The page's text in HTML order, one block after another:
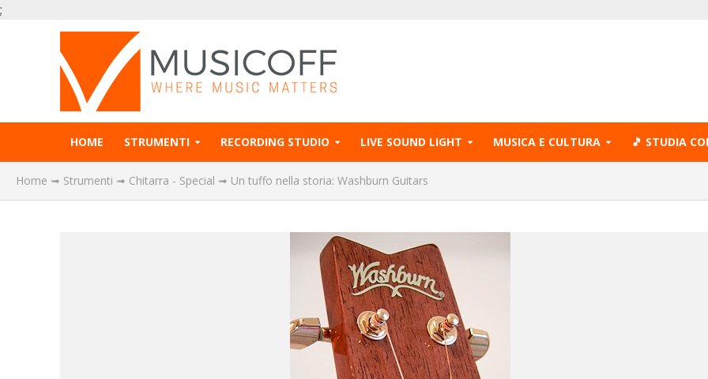
;
HOME STRUMENTI RECORDING STUDIO LIVE SOUND LIGHT MUSICA E CULTURA 🎵 STUDIA
Home ➟ Strumenti ➟ Chitarra - Special ➟ Un tuffo nella storia: Washburn Guitars